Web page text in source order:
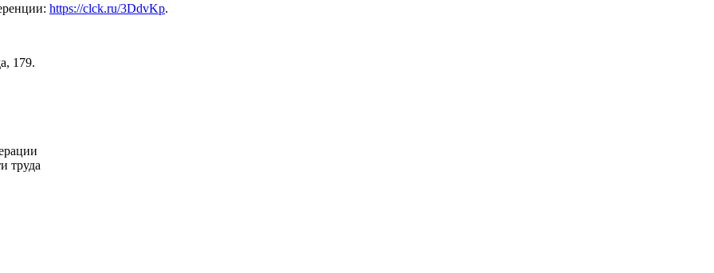
https://clck.ru/3DdvKp.
179.